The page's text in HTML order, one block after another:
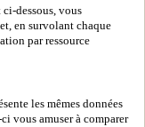
dessous, vous
en survolant chaque
par ressource
les mêmes données
vous amuser à comparer